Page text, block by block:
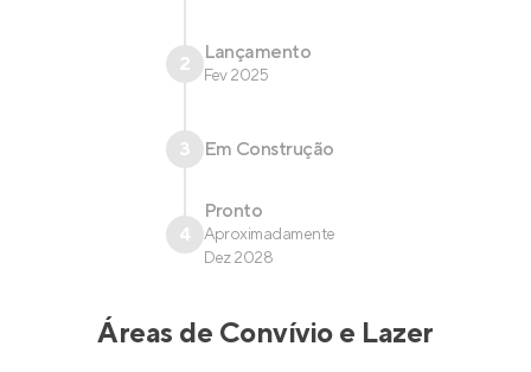
2 Lançamento
Fev 2025
3 Em Construção
4
Pronto
Aproximadamente
Dez 2028
Áreas de Convívio e Lazer